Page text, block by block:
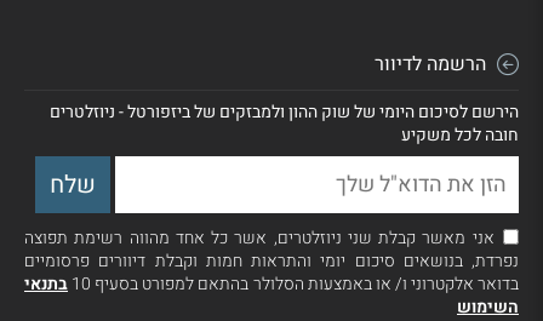
הרשמה לדיוור
הירשם לסיכום היומי של שוק ההון ולמבזקים של ביזפורטל - ניוזלטרים
חובה לכל משקיע
אני מאשר קבלת שני ניוזלטרים, אשר כל אחד מהווה רשימת תפוצה
נפרדת, בנושאים סיכום יומי והתראות חמות וקבלת דיוורים פרסומיים
בדואר אלקטרוני ו/ או באמצעות הסלולר בהתאם למפורט בסעיף 10
בתנאי
השימוש